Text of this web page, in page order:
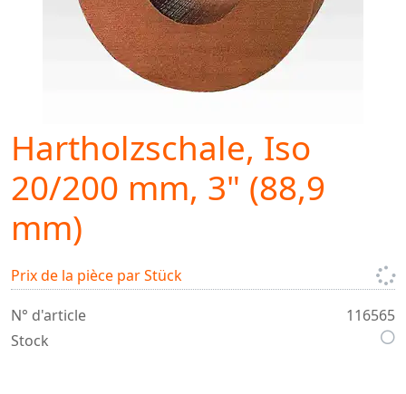
Hartholzschale, Iso
20/200 mm, 3" (88,9
mm)
Prix de la pièce par Stück
N° d'article
116565
Stock